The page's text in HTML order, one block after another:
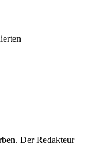
Der Redakteur